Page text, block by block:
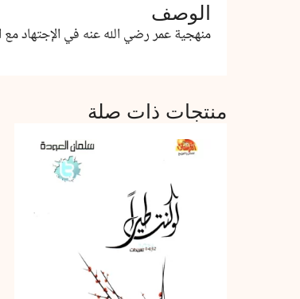
الوصف
منهجية عمر رضي الله عنه في الإجتهاد
منتجات ذات صلة